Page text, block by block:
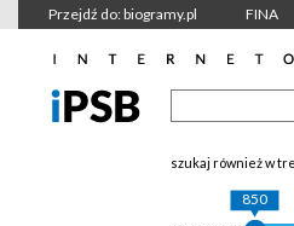
Przejdź do: biogramy.pl FINA
szukaj również w
850